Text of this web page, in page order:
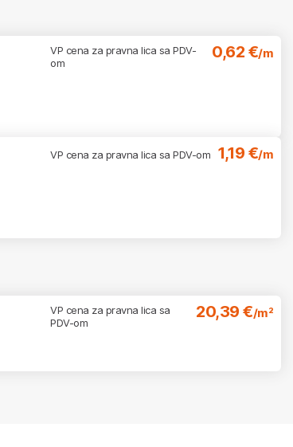
VP cena za pravna lica sa PDV-
om
0,62 €/m
VP cena za pravna lica sa PDV-om 1,19 €/m
VP cena za pravna lica sa
PDV-om
20,39 €/m²